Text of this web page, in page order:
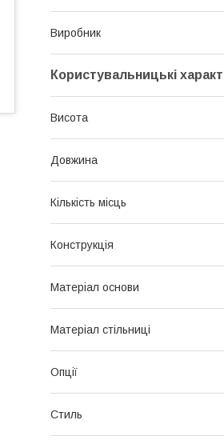
Виробник
Користувальницькі
Висота
Довжина
Кількість місць
Конструкція
Матеріал основи
Матеріал стільниці
Опції
Стиль